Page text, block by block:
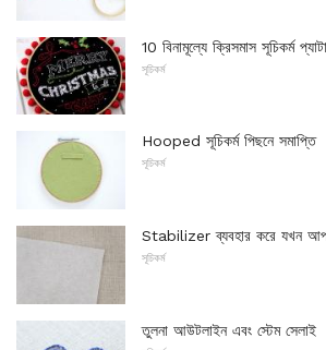
10 বিনামূল্যে ক্রিসমাস সূচিকর্ম
সূচিকর্ম
Hooped সূচিকর্ম পিছনে সমাপ্তি
সূচিকর্ম
Stabilizer ব্যবহার করে যখন
সূচিকর্ম
তুলনা আউটলাইন এবং স্টেম সেলাই